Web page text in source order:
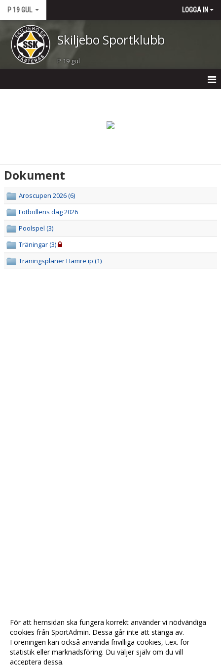
P 19 GUL LOGGA IN
Skiljebo Sportklubb
P 19 gul
DOKUMENT
KONTAKT
Dokument
Aroscupen 2026 (6)
Fotbollens dag 2026
Poolspel (3)
Träningar (3)
Träningsplaner Hamre ip (1)
För att hemsidan ska fungera korrekt använder vi nödvändiga
cookies från SportAdmin. Dessa går inte att stänga av.
Föreningen kan också använda frivilliga cookies, t.ex. för
statistik eller marknadsföring. Du väljer själv om du vill
acceptera dessa.